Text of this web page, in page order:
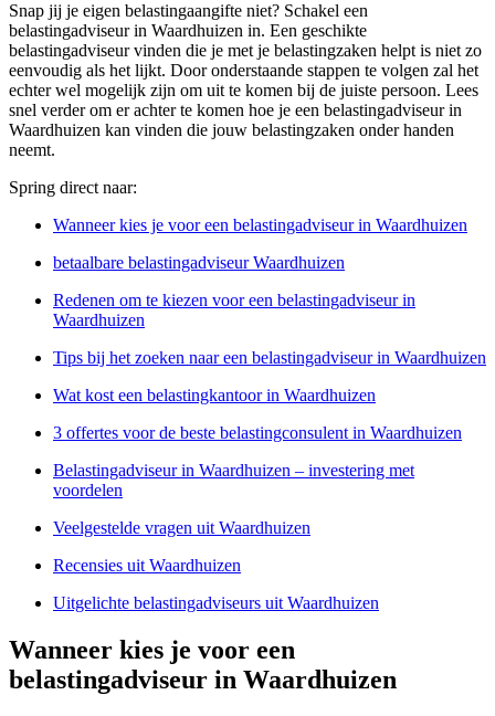
Snap jij je eigen belastingaangifte niet? Schakel een
belastingadviseur in Waardhuizen in. Een geschikte
belastingadviseur vinden die je met je belastingzaken helpt is niet zo
eenvoudig als het lijkt. Door onderstaande stappen te volgen zal het
echter wel mogelijk zijn om uit te komen bij de juiste persoon. Lees
snel verder om er achter te komen hoe je een belastingadviseur in
Waardhuizen kan vinden die jouw belastingzaken onder handen
neemt.
Spring direct naar:
Wanneer kies je voor een belastingadviseur in Waardhuizen
betaalbare belastingadviseur Waardhuizen
Redenen om te kiezen voor een belastingadviseur in
Waardhuizen
Tips bij het zoeken naar een belastingadviseur in Waardhuizen
Wat kost een belastingkantoor in Waardhuizen
3 offertes voor de beste belastingconsulent in Waardhuizen
Belastingadviseur in Waardhuizen – investering met
voordelen
Veelgestelde vragen uit Waardhuizen
Recensies uit Waardhuizen
Uitgelichte belastingadviseurs uit Waardhuizen
Wanneer kies je voor een
belastingadviseur in Waardhuizen